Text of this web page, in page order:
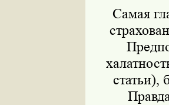
Самая
статьи),